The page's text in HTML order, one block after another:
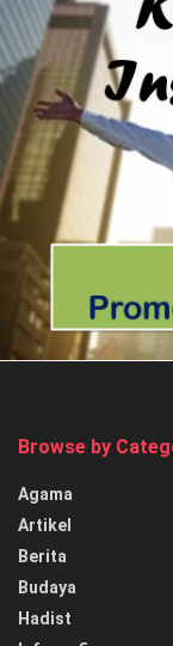
Browse by
Agama
Artikel
Berita
Budaya
Hadist